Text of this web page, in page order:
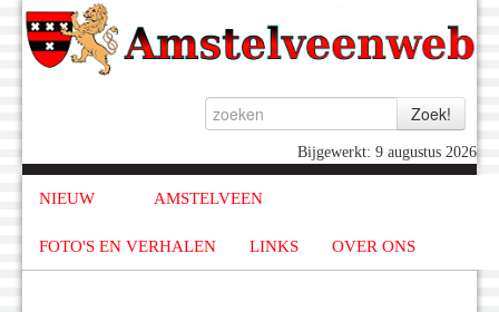
Bijgewerkt: 9 augustus 2026
NIEUW AMSTELVEEN
FOTO'S EN VERHALEN LINKS OVER ONS